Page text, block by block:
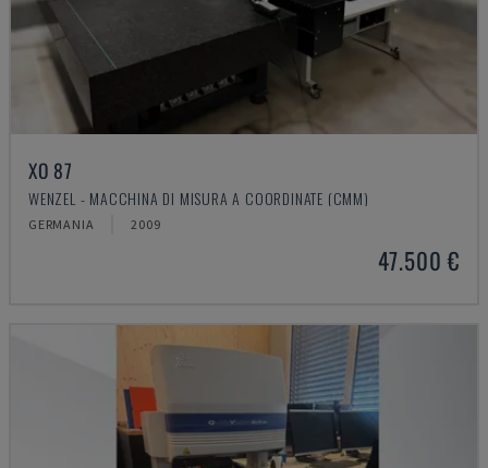
XO 87
WENZEL - MACCHINA DI MISURA A COORDINATE (CMM)
GERMANIA 2009
47.500 €